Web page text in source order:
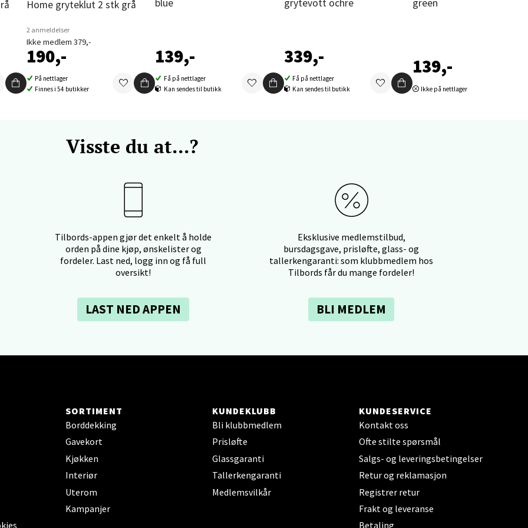
Home gryteklut 2 stk grå
2 anmeldelser
Ikke medlem 379,-
190,-
På nettlager
Finnes i 54 butikker
blue
139,-
Få på nettlager
Kan sendes til butikk
grytevott ochre
339,-
Få på nettlager
Kan sendes til butikk
green
139,-
Ikke på nettlager
Visste du at...?
Tilbords-appen gjør det enkelt å holde
orden på dine kjøp, ønskelister og
fordeler. Last ned, logg inn og få full
oversikt!
LAST NED APPEN
Eksklusive medlemstilbud,
bursdagsgave, prisløfte, glass- og
tallerkengaranti: som klubbmedlem hos
Tilbords får du mange fordeler!
BLI MEDLEM
SORTIMENT
Borddekking
Gavekort
Kjøkken
Interiør
Uterom
Kampanjer
KUNDEKLUBB
Bli klubbmedlem
Prisløfte
Glassgaranti
Tallerkengaranti
Medlemsvilkår
KUNDESERVICE
Kontakt oss
Ofte stilte spørsmål
Salgs- og leveringsbetingelser
Retur og reklamasjon
Registrer retur
Frakt og leveranse
Betaling
Orkanger, Orkdalsveien 113, 7300 Orkanger
09-20
- Thon Senter Sartor
12, 5353 Straume
Velg
- Sirkus Shopping
09-21
Senter Ski
Jernbanesvingen 6, 1400 Ski
Velg